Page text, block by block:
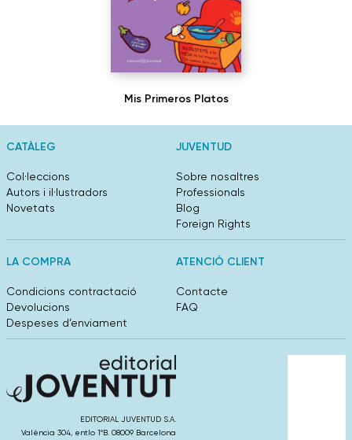
Mis Primeros Platos
CATÀLEG
Col·leccions
Autors i il·lustradors
Novetats
JUVENTUD
Sobre nosaltres
Professionals
Blog
Foreign Rights
LA COMPRA
Condicions contractació
Devolucions
Despeses d’enviament
ATENCIÓ CLIENT
Contacte
FAQ
EDITORIAL JUVENTUD S.A.
València 304, entlo 1ºB. 08009 Barcelona